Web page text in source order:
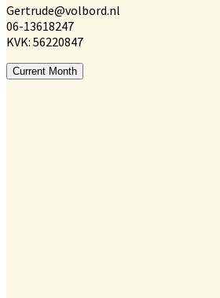
Gertrude@volbord.nl
06-13618247
KVK: 56220847
Current Month